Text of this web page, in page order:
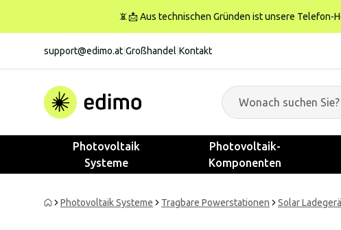
📵📩 Aus technischen Gründen ist unsere Telefon-
support@edimo.at Großhandel Kontakt
Photovoltaik
Systeme
Photovoltaik-
Komponenten
Photovoltaik Systeme Tragbare Powerstationen Solar